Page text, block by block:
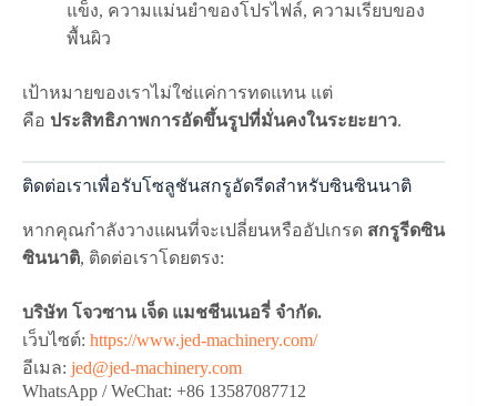
แข็ง, ความแม่นยำของโปรไฟล์, ความเรียบของ
พื้นผิว
เป้าหมายของเราไม่ใช่แค่การทดแทน แต่
คือ ประสิทธิภาพการอัดขึ้นรูปที่มั่นคงในระยะยาว.
ติดต่อเราเพื่อรับโซลูชันสกรูอัดรีดสำหรับซินซินนาติ
หากคุณกำลังวางแผนที่จะเปลี่ยนหรืออัปเกรด สกรูรีดซิน
ซินนาติ, ติดต่อเราโดยตรง:
บริษัท โจวซาน เจ็ด แมชชีนเนอรี่ จำกัด.
เว็บไซต์: https://www.jed-machinery.com/
อีเมล: jed@jed-machinery.com
WhatsApp / WeChat: +86 13587087712